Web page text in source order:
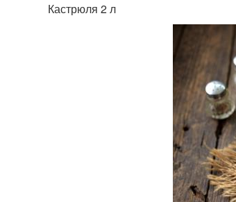
Кастрюля 2 л